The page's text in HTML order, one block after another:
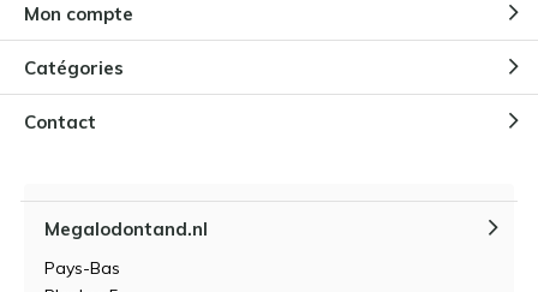
Mon compte
Catégories
Contact
Megalodontand.nl
Pays-Bas